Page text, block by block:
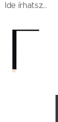
Ide írhatsz...